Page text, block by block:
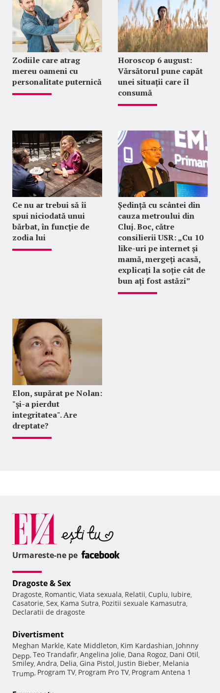
Zodiile care atrag
mereu oameni cu
personalitate puternică
Horoscop 6 august:
Vărsătorul pune capăt
unei situații care îl
consumă
Ce nu ar trebui să îi
spui niciodată unui
bărbat, în funcție de
zodia lui
Ședință cu scântei din
cauza metroului din
Cluj. Boc, către
consilierii USR: „Cu 10
like-uri pe internet și
mamă, mergeți acasă,
explicați la soție cât de
bun ați fost astăzi”
Elon, supărat pe Nolan:
"şi-a pierdut
integritatea". Are
dreptate?
Urmareste-ne pe
Dragoste & Sex
Dragoste, Romantic, Viata sexuala, Relatii, Cuplu, Iubire,
Casatorie, Sex, Kama Sutra, Pozitii sexuale Kamasutra,
Declaratii de dragoste
Divertisment
Meghan Markle, Kate Middleton, Kim Kardashian, Johnny
Depp, Teo Trandafir, Angelina Jolie, Dana Rogoz, Dani Otil,
Smiley, Andra, Delia, Gina Pistol, Justin Bieber, Melania
Trump, Program TV, Program Pro TV, Program Antena 1